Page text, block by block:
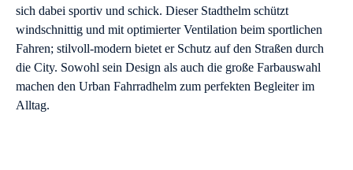
sich dabei sportiv und schick. Dieser Stadthelm schützt
windschnittig und mit optimierter Ventilation beim sportlichen
Fahren; stilvoll-modern bietet er Schutz auf den Straßen durch
die City. Sowohl sein Design als auch die große Farbauswahl
machen den Urban Fahrradhelm zum perfekten Begleiter im
Alltag.